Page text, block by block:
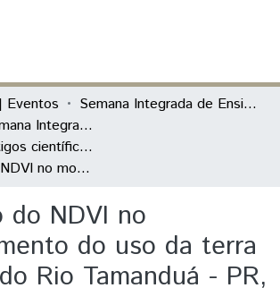
Eventos
Semana Integrada de Ensino, Pesquisa e Extensão (SIEPE)
II SIEPE - Semana Integrada de Ensino, Pesquisa e Extensão
II SIEPE - Artigos científicos
Aplicação do NDVI no monitoramento do uso da terra na bacia do Rio Tamanduá - PR, utilizando imagens sentinel-2, série temporal 2016-2018
do NDVI no
do uso da terra
Rio Tamanduá - PR,